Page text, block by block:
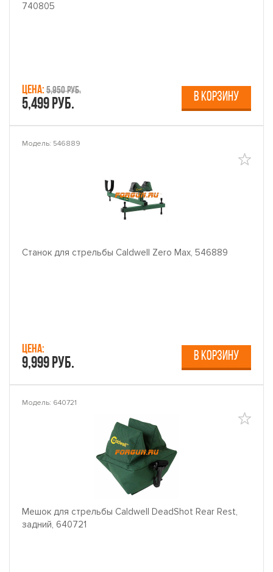
740805
Цена: 5,950 руб.
5,499 руб. В КОРЗИНУ
Модель: 546889
Станок для стрельбы Caldwell Zero Max, 546889
Цена:
9,999 руб. В КОРЗИНУ
Модель: 640721
Мешок для стрельбы Caldwell DeadShot Rear Rest,
задний, 640721